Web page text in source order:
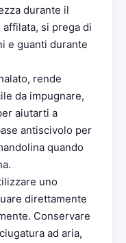
durante il
si prega di
e guanti durante
rende
da impugnare,
aiutarti a
antiscivolo per
quando
uno
direttamente
Conservare
ad aria,